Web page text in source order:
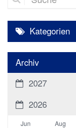
Kategorien
Archiv
2027
2026
Jun Aug